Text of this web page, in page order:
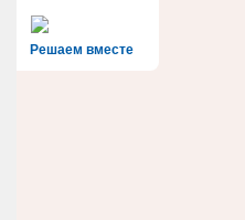
Решаем вместе